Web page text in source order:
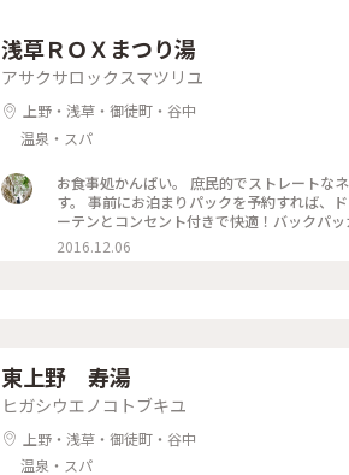
浅草ＲＯＸまつり湯
アサクサロックスマツリユ
上野・浅草・御徒町・谷中
温泉・スパ
お食事処かんぱい。 庶民的でストレートな
す。 事前にお泊まりパックを予約すれば、
ーテンとコンセント付きで快適！バックパ
ーブ風呂やトルマリン風呂…。翡翠を敷き
は青空に映えていました♪ 宴会プランもあ
泊まるを楽しむ
2016.12.06
東上野 寿湯
ヒガシウエノコトブキユ
上野・浅草・御徒町・谷中
温泉・スパ